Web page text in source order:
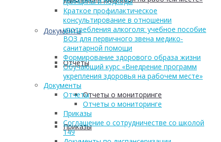
Документы
Отчеты
Отчеты о мониторинге
Приказы
Краткое профилактическое
консультирование в отношении
употребления алкоголя: учебное пособие
ВОЗ для первичного звена медико-
санитарной помощи
Формирование здорового образа жизни
Обучающий курс «Внедрение программ
укрепления здоровья на рабочем месте»
Документы
Отчеты
Отчеты о мониторинге
Приказы
Соглашение о сотрудничестве со школой
149